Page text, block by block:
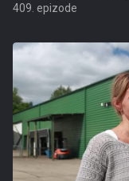
409. epizode